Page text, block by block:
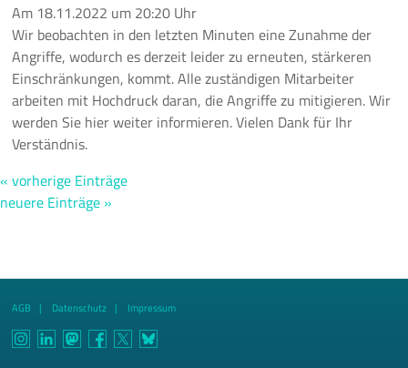
Am 18.11.2022 um 20:20 Uhr
Wir beobachten in den letzten Minuten eine Zunahme der
Angriffe, wodurch es derzeit leider zu erneuten, stärkeren
Einschränkungen, kommt. Alle zuständigen Mitarbeiter
arbeiten mit Hochdruck daran, die Angriffe zu mitigieren. Wir
werden Sie hier weiter informieren. Vielen Dank für Ihr
Verständnis.
« vorherige Einträge
neuere Einträge »
AGB Datenschutz Impressum